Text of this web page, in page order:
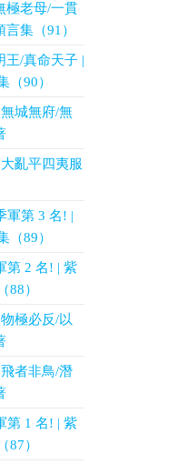
極老母/一貫
集（91）
王/真命天子 |
（90）
城無府/無
亂平四夷服
軍第 3 名! |
（89）
第 2 名! | 紫
88）
極必反/以
者非鳥/潛
第 1 名! | 紫
87）